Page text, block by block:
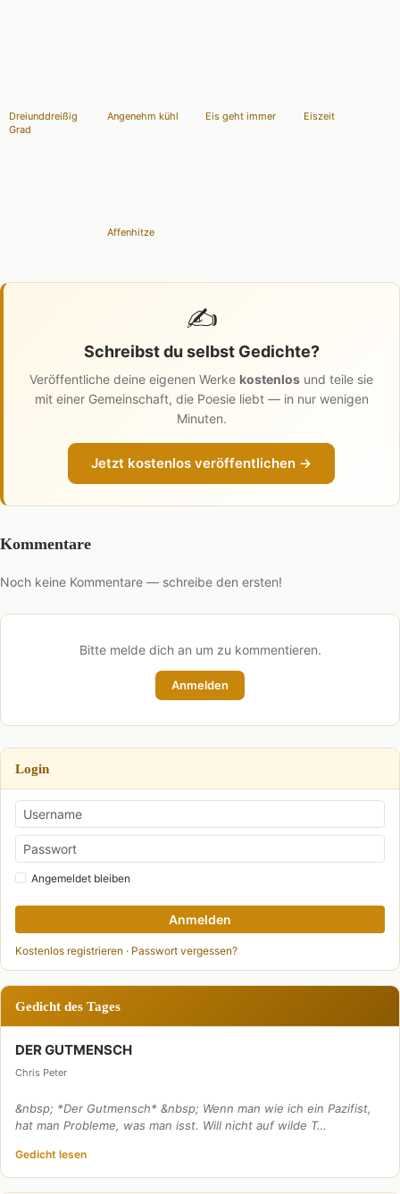
Dreiunddreißig
Grad
Angenehm kühl Eis geht immer Eiszeit
Affenhitze
✍️
Schreibst du selbst Gedichte?
Veröffentliche deine eigenen Werke kostenlos und teile sie
mit einer Gemeinschaft, die Poesie liebt — in nur wenigen
Minuten.
Jetzt kostenlos veröffentlichen →
Kommentare
Noch keine Kommentare — schreibe den ersten!
Bitte melde dich an um zu kommentieren.
Anmelden
Login
Angemeldet bleiben
Anmelden
Kostenlos registrieren · Passwort vergessen?
Gedicht des Tages
DER GUTMENSCH
Chris Peter
&nbsp; *Der Gutmensch* &nbsp; Wenn man wie ich ein Pazifist,
hat man Probleme, was man isst. Will nicht auf wilde T…
Gedicht lesen